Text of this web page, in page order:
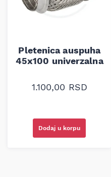
Pletenica auspuha
45x100 univerzalna
1.100,00 RSD
Dodaj u korpu